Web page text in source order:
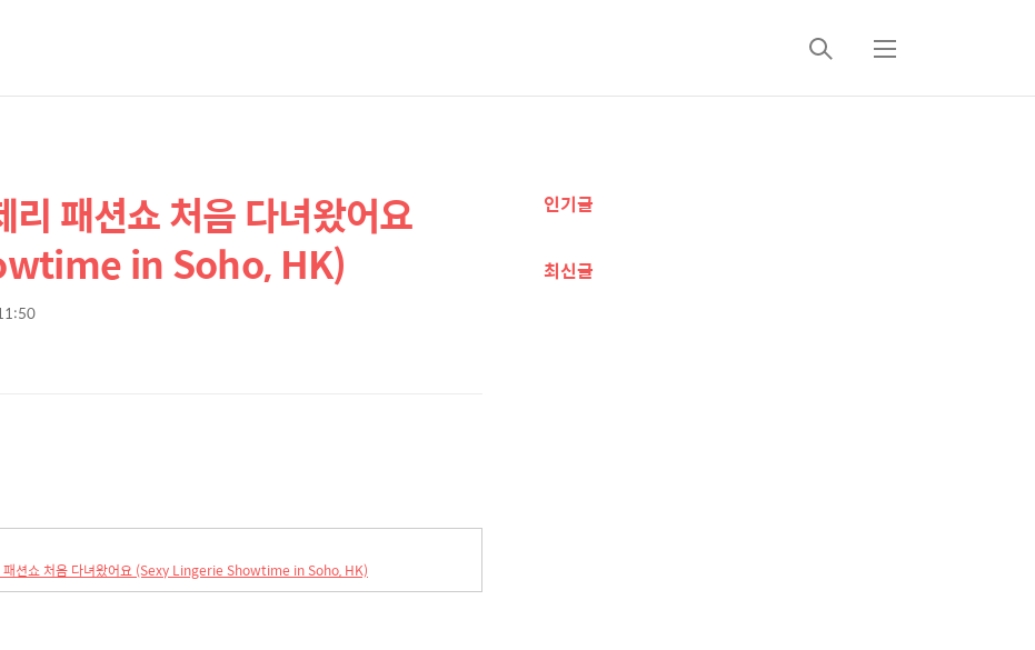
검
메
패션쇼 처음 다녀왔어요
in Soho, HK)
쇼 처음 다녀왔어요 (Sexy Lingerie Showtime in Soho, HK)
추
정
인기글
최신글